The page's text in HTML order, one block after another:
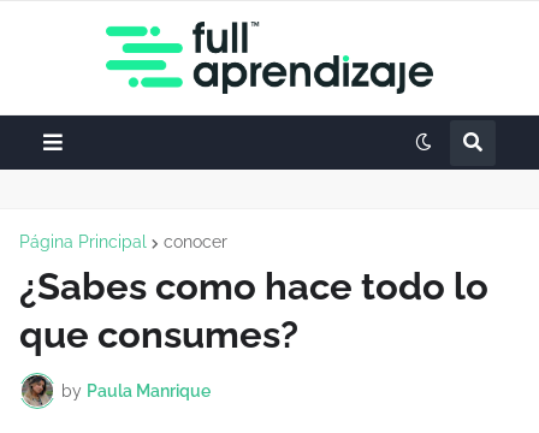
Página Principal conocer
¿Sabes como hace todo lo
que consumes?
by Paula Manrique